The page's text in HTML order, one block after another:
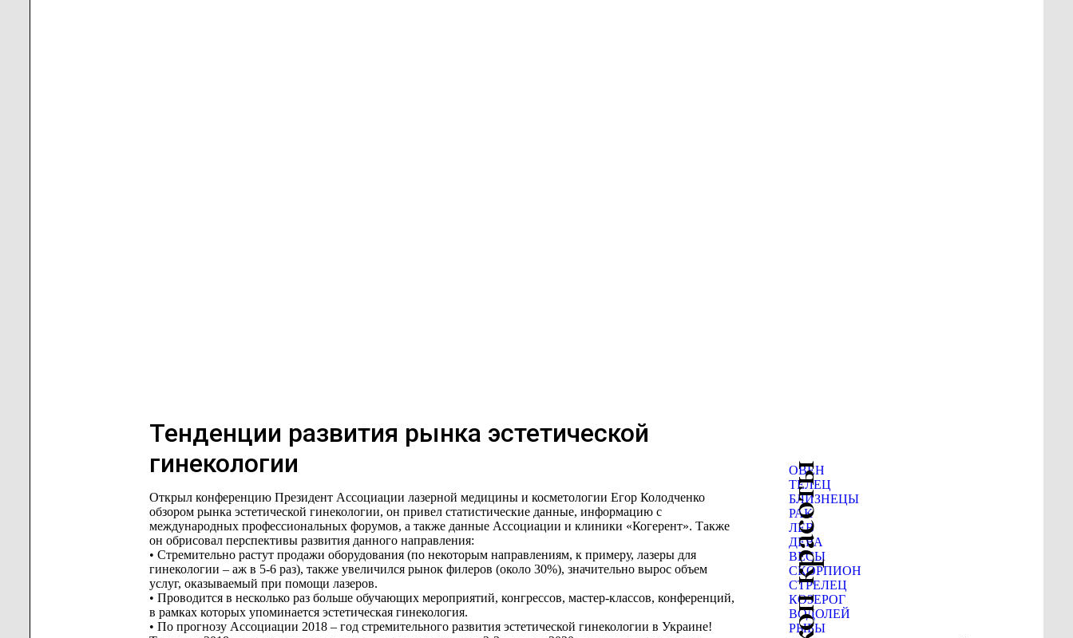
Тенденции развития рынка эстетической
гинекологии
Открыл конференцию Президент Ассоциации лазерной медицины и косметологии Егор Колодченко
обзором рынка эстетической гинекологии, он привел статистические данные, информацию с
международных профессиональных форумов, а также данные Ассоциации и клиники «Когерент». Также
он обрисовал перспективы развития данного направления:
• Стремительно растут продажи оборудования (по некоторым направлениям, к примеру, лазеры для
гинекологии – аж в 5-6 раз), также увеличился рынок филеров (около 30%), значительно вырос объем
услуг, оказываемый при помощи лазеров.
• Проводится в несколько раз больше обучающих мероприятий, конгрессов, мастер-классов, конференций,
в рамках которых упоминается эстетическая гинекология.
• По прогнозу Ассоциации 2018 – год стремительного развития эстетической гинекологии в Украине!
ОВЕН
ТЕЛЕЦ
БЛИЗНЕЦЫ
РАК
ЛЕВ
ДЕВА
ВЕСЫ
СКОРПИОН
СТРЕЛЕЦ
КОЗЕРОГ
ВОДОЛЕЙ
РЫБЫ